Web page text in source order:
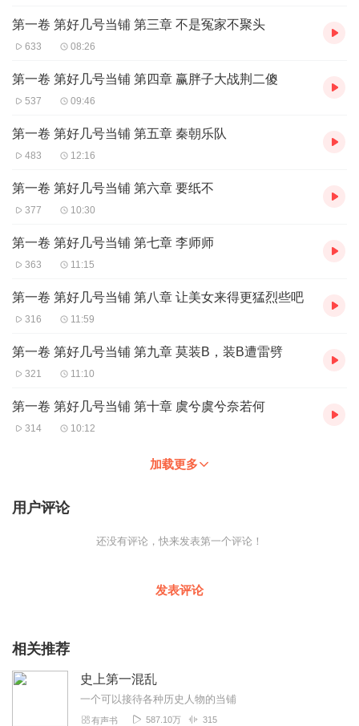
第一卷 第好几号当铺 第三章 不是冤家不聚头
633 08:26
第一卷 第好几号当铺 第四章 赢胖子大战荆二傻
537 09:46
第一卷 第好几号当铺 第五章 秦朝乐队
483 12:16
第一卷 第好几号当铺 第六章 要纸不
377 10:30
第一卷 第好几号当铺 第七章 李师师
363 11:15
第一卷 第好几号当铺 第八章 让美女来得更猛烈些吧
316 11:59
第一卷 第好几号当铺 第九章 莫装B，装B遭雷劈
321 11:10
第一卷 第好几号当铺 第十章 虞兮虞兮奈若何
314 10:12
加载更多
用户评论
还没有评论，快来发表第一个评论！
发表评论
相关推荐
史上第一混乱
一个可以接待各种历史人物的当铺
有声书 587.10万 315